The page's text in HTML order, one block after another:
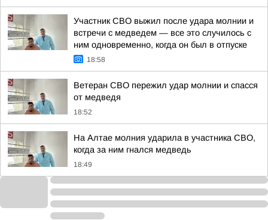
Участник СВО выжил после удара молнии и
встречи с медведем — все это случилось с
ним одновременно, когда он был в отпуске
18:58
Ветеран СВО пережил удар молнии и спасся
от медведя
18:52
На Алтае молния ударила в участника СВО,
когда за ним гнался медведь
18:49